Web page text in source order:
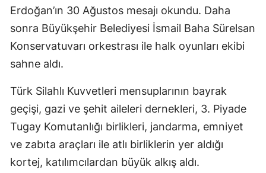
Erdoğan’ın 30 Ağustos mesajı okundu. Daha
sonra Büyükşehir Belediyesi İsmail Baha Sürelsan
Konservatuvarı orkestrası ile halk oyunları ekibi
sahne aldı.
Türk Silahlı Kuvvetleri mensuplarının bayrak
geçişi, gazi ve şehit aileleri dernekleri, 3. Piyade
Tugay Komutanlığı birlikleri, jandarma, emniyet
ve zabıta araçları ile atlı birliklerin yer aldığı
kortej, katılımcılardan büyük alkış aldı.